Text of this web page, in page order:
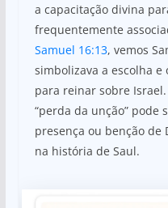
a capacitação divina
frequentemente
Samuel 16:13, vemos
simbolizava a escolha
para reinar sobre
“perda da unção” pode
presença ou benção de
na história de Saul.